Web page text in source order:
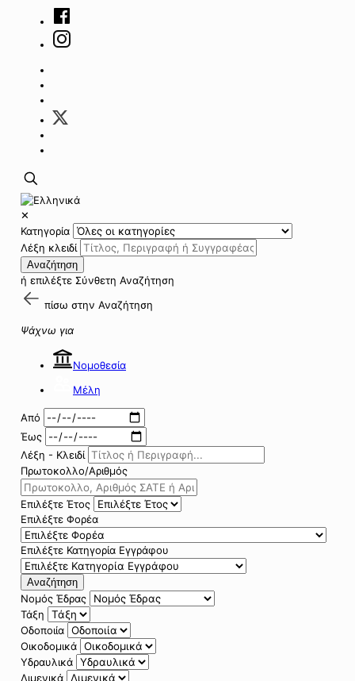
✕
Κατηγορία
Λέξη κλειδί
Αναζήτηση
ή επιλέξτε Σύνθετη Αναζήτηση
πίσω στην Αναζήτηση
Ψάχνω για
Νομοθεσία
Μέλη
Από
Έως
Λέξη - Κλειδί
Πρωτοκολλο/Αριθμός
Επιλέξτε Έτος
Επιλέξτε Φορέα
Επιλέξτε Κατηγορία Εγγράφου
Αναζήτηση
Νομός Έδρας
Τάξη
Οδοποιία
Οικοδομικά
Υδραυλικά
Λιμενικά